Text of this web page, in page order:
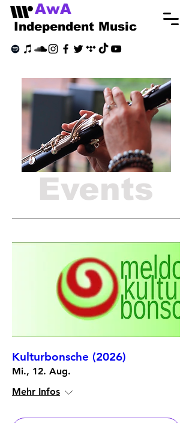
Independent Music
AwA
Events
Kulturbonsche (2026)
Mi., 12. Aug.
Mehr Infos